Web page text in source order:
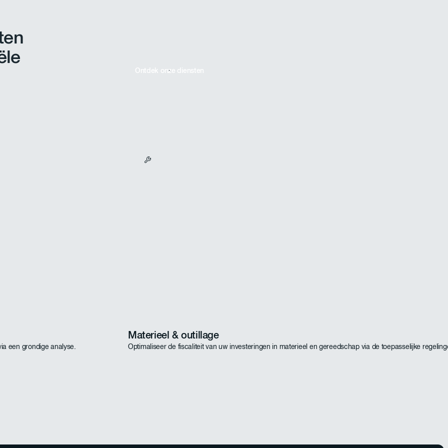
Ontdek onze diensten
een grondige analyse.
Materieel & outillage
Optimaliseer de fiscaliteit van uw investeringen in materieel en gereedschap via de toepasselijke